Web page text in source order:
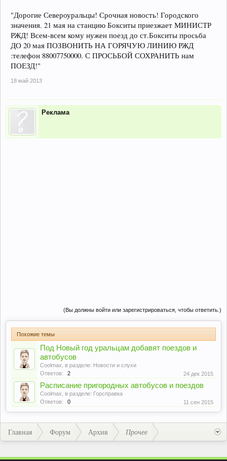
"Дорогие Североуральцы! Срочная новость! Городского
значения. 21 мая на станцию Бокситы приезжает МИНИСТР
РЖД! Всем-всем кому нужен поезд до ст.Бокситы просьба
ДО 20 мая ПОЗВОНИТЬ НА ГОРЯЧУЮ ЛИНИЮ РЖД
:телефон 88007750000. С ПРОСЬБОЙ СОХРАНИТЬ нам
ПОЕЗД!"
18 май 2013
Реклама
(Вы должны войти или зарегистрироваться, чтобы ответить.)
Похожие темы
Под Новый год уральцам добавят поездов и
автобусов
Coolmax , в разделе: Новости и слухи
Ответов:
2 24 дек 2015
Расписание пригородных автобусов и поездов
Coolmax , в разделе: Горсправка
Ответов:
0 11 сен 2015
Главная Форум Архив Прочее